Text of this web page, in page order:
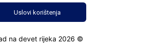
Uslovi korištenja
na devet rijeka 2026 ©